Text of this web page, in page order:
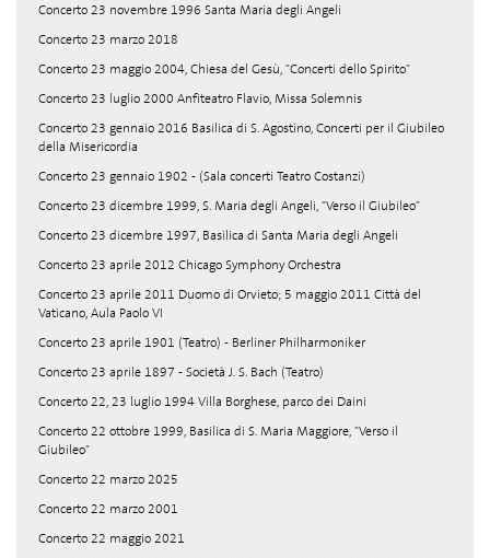
Concerto 23 novembre 1996 Santa Maria degli Angeli
Concerto 23 marzo 2018
Concerto 23 maggio 2004, Chiesa del Gesù, "Concerti dello Spirito"
Concerto 23 luglio 2000 Anfiteatro Flavio, Missa Solemnis
Concerto 23 gennaio 2016 Basilica di S. Agostino, Concerti per il Giubileo
della Misericordia
Concerto 23 gennaio 1902 - (Sala concerti Teatro Costanzi)
Concerto 23 dicembre 1999, S. Maria degli Angeli, "Verso il Giubileo"
Concerto 23 dicembre 1997, Basilica di Santa Maria degli Angeli
Concerto 23 aprile 2012 Chicago Symphony Orchestra
Concerto 23 aprile 2011 Duomo di Orvieto; 5 maggio 2011 Città del
Vaticano, Aula Paolo VI
Concerto 23 aprile 1901 (Teatro) - Berliner Philharmoniker
Concerto 23 aprile 1897 - Società J. S. Bach (Teatro)
Concerto 22, 23 luglio 1994 Villa Borghese, parco dei Daini
Concerto 22 ottobre 1999, Basilica di S. Maria Maggiore, "Verso il
Giubileo"
Concerto 22 marzo 2025
Concerto 22 marzo 2001
Concerto 22 maggio 2021